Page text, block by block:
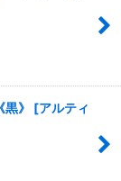
》 [アルティ